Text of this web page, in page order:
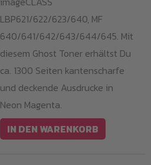
LBP621/622/623/640, MF
640/641/642/643/644/645. Mit
diesem Ghost Toner erhältst Du
ca. 1300 Seiten kantenscharfe
und deckende Ausdrucke in
Neon Magenta.
IN DEN WARENKORB